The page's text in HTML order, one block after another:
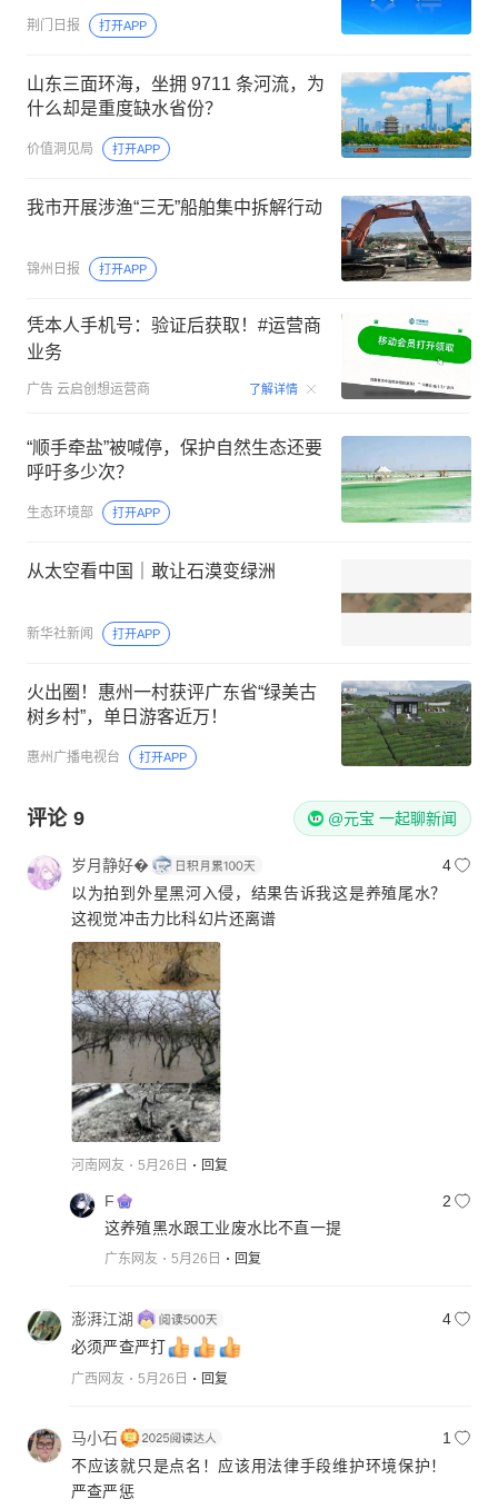
荆门日报 打开APP
山东三面环海，坐拥 9711 条河流，为
什么却是重度缺水省份？
价值洞见局 打开APP
我市开展涉渔“三无”船舶集中拆解行动
锦州日报 打开APP
凭本人手机号：验证后获取！#运营商
业务
广告 云启创想运营商 了解详情 00:15
“顺手牵盐”被喊停，保护自然生态还要
呼吁多少次？
生态环境部 打开APP
从太空看中国｜敢让石漠变绿洲
新华社新闻 打开APP
火出圈！惠州一村获评广东省“绿美古
树乡村”，单日游客近万！
惠州广播电视台 打开APP
评论 9 @元宝 一起聊新闻
岁月静好�
4
以为拍到外星黑河入侵，结果告诉我这是养殖尾水？
这视觉冲击力比科幻片还离谱
河南网友 5月26日 回复
F
2
这养殖黑水跟工业废水比不直一提
广东网友 5月26日 回复
澎湃江湖
4
必须严查严打
广西网友 5月26日 回复
马小石
1
不应该就只是点名！应该用法律手段维护环境保护！
严查严惩